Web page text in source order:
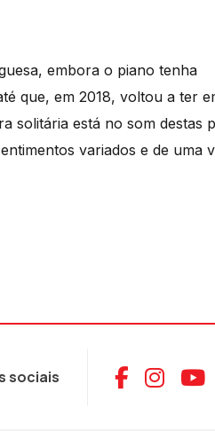
embora o piano tenha
que, em 2018, voltou a ter
solitária está no som destas
variados e de uma
sociais